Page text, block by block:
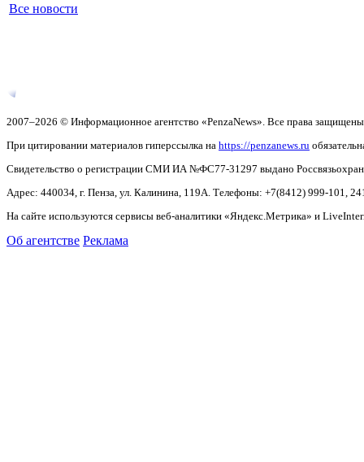
Все новости
2007–2026 © Информационное агентство «PenzaNews». Все права
При цитировании материалов гиперссылка на https://penzanews.ru
Свидетельство о регистрации СМИ ИА №ФС77-31297 выдано
Адрес: 440034, г. Пенза, ул. Калинина, 119А. Телефоны: +7(8412) 999-101,
На сайте используются сервисы веб-аналитики «Яндекс.Метрика» и
Об агентстве Реклама